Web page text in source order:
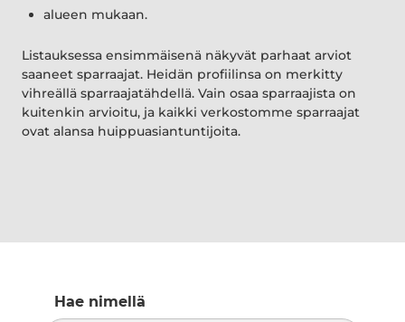
alueen mukaan.
Listauksessa ensimmäisenä näkyvät parhaat arviot
saaneet sparraajat. Heidän profiilinsa on merkitty
vihreällä sparraajatähdellä. Vain osaa sparraajista on
kuitenkin arvioitu, ja kaikki verkostomme sparraajat
ovat alansa huippuasiantuntijoita.
Hae nimellä